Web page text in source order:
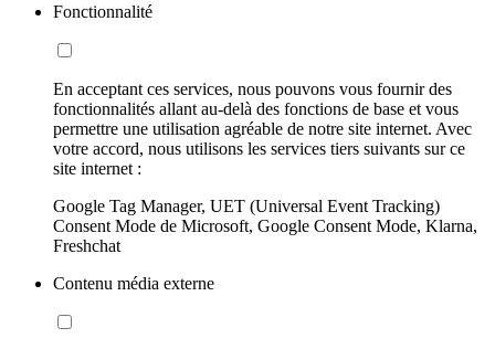
Fonctionnalité
En acceptant ces services, nous pouvons vous fournir des
fonctionnalités allant au-delà des fonctions de base et vous
permettre une utilisation agréable de notre site internet. Avec
votre accord, nous utilisons les services tiers suivants sur ce
site internet :
Google Tag Manager, UET (Universal Event Tracking)
Consent Mode de Microsoft, Google Consent Mode, Klarna,
Freshchat
Contenu média externe